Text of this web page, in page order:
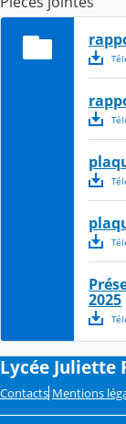
2025
Lycée Juliette
Contacts Mentions